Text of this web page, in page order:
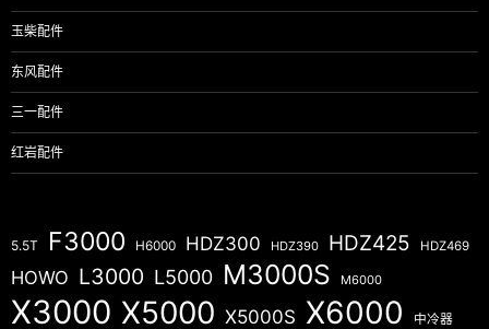
玉柴配件
东风配件
三一配件
红岩配件
5.5T F3000 H6000 HDZ300 HDZ390 HDZ425 HDZ469
HOWO L3000 L5000 M3000S M6000
X3000 X5000 X5000S X6000 中冷器